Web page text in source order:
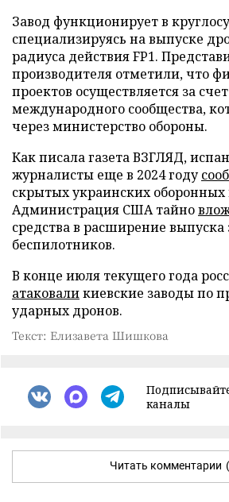
Завод функционирует в
специализируясь на выпуске
радиуса действия FP1.
производителя отметили, что
проектов осуществляется за
международного сообщества,
через министерство обороны.
Как писала газета ВЗГЛЯД,
журналисты еще в 2024 году
скрытых украинских
Администрация США тайно
средства в расширение выпуска
беспилотников.
В конце июля текущего года
атаковаликиевские заводы по
ударных дронов.
Текст: Елизавета Шишкова
каналы
Читать комментарии